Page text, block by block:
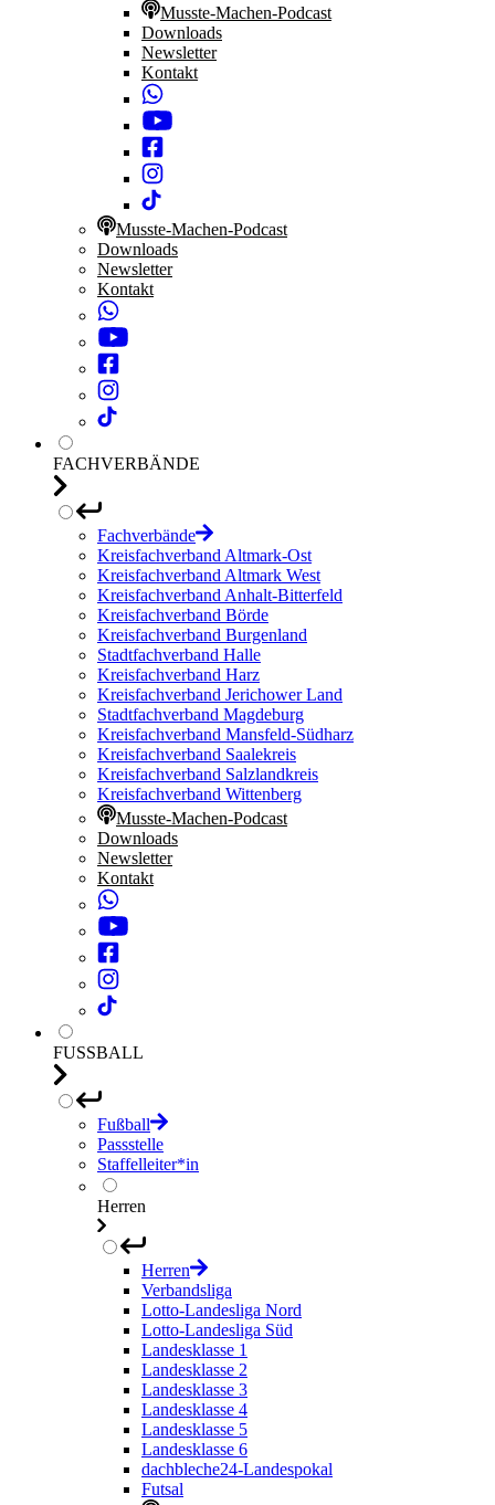
Musste-Machen-Podcast
Downloads
Newsletter
Kontakt
Musste-Machen-Podcast
Downloads
Newsletter
Kontakt
FACHVERBÄNDE
Fachverbände
Kreisfachverband Altmark-Ost
Kreisfachverband Altmark West
Kreisfachverband Anhalt-Bitterfeld
Kreisfachverband Börde
Kreisfachverband Burgenland
Stadtfachverband Halle
Kreisfachverband Harz
Kreisfachverband Jerichower Land
Stadtfachverband Magdeburg
Kreisfachverband Mansfeld-Südharz
Kreisfachverband Saalekreis
Kreisfachverband Salzlandkreis
Kreisfachverband Wittenberg
Musste-Machen-Podcast
Downloads
Newsletter
Kontakt
FUSSBALL
Fußball
Passstelle
Staffelleiter*in
Herren
Herren
Verbandsliga
Lotto-Landesliga Nord
Lotto-Landesliga Süd
Landesklasse 1
Landesklasse 2
Landesklasse 3
Landesklasse 4
Landesklasse 5
Landesklasse 6
dachbleche24-Landespokal
Futsal